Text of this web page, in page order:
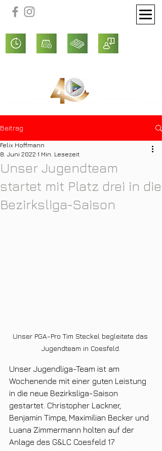
Beitrag
Unser Jugendteam
startet mit Platz drei in die
Bezirksliga-Saison
Felix Hoffmann
8. Juni 2022 1 Min. Lesezeit
Unser PGA-Pro Tim Steckel begleitete das
Jugendteam in Coesfeld.
Unser Jugendliga-Team ist am
Wochenende mit einer guten Leistung
in die neue Bezirksliga-Saison
gestartet. Christopher Lackner,
Benjamin Timpe, Maximilian Becker und
Luana Zimmermann holten auf der
Anlage des G&LC Coesfeld 17